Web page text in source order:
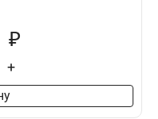
₽
+